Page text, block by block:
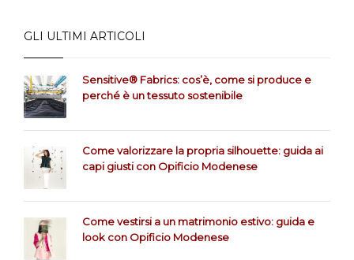
GLI ULTIMI ARTICOLI
Sensitive® Fabrics: cos’è, come si produce e
perché è un tessuto sostenibile
Come valorizzare la propria silhouette: guida ai
capi giusti con Opificio Modenese
Come vestirsi a un matrimonio estivo: guida e
look con Opificio Modenese